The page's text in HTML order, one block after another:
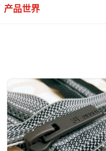
产品世界